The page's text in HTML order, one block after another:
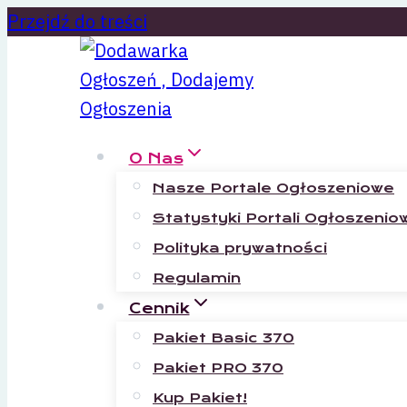
Przejdź do treści
O Nas
Nasze Portale Ogłoszeniowe
Statystyki Portali
Polityka prywatności
Regulamin
Cennik
Pakiet Basic 370
Pakiet PRO 370
Kup Pakiet!